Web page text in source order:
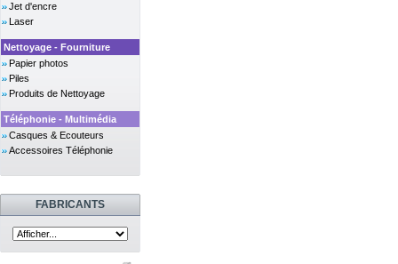
Jet d'encre
Laser
Nettoyage - Fourniture
Papier photos
Piles
Produits de Nettoyage
Téléphonie - Multimédia
Casques & Ecouteurs
Accessoires Téléphonie
FABRICANTS